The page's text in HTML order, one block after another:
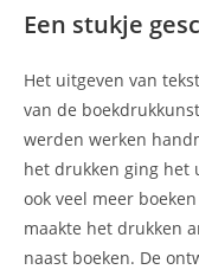
Een stukje
Het uitgeven van
van de
werden werken
het drukken ging het
ook veel meer
maakte het drukken
naast boeken. De